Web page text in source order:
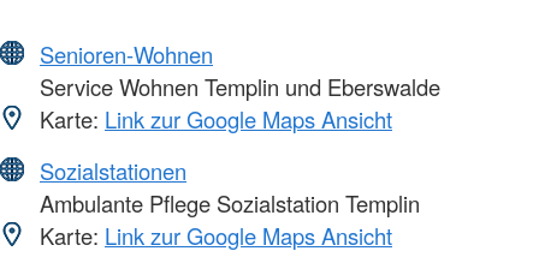
Senioren-Wohnen
Service Wohnen Templin und Eberswalde
Karte: Link zur Google Maps Ansicht
Sozialstationen
Ambulante Pflege Sozialstation Templin
Karte: Link zur Google Maps Ansicht